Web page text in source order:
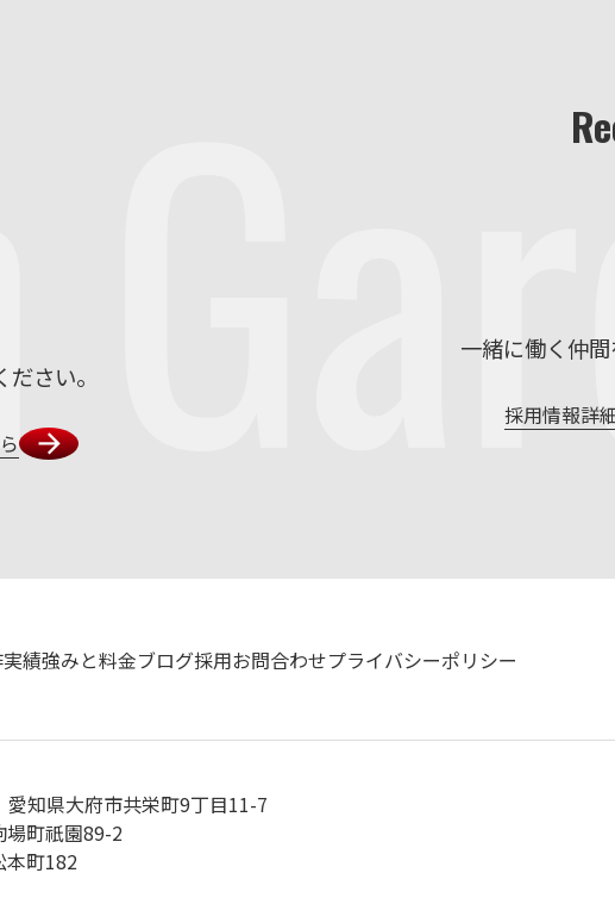
さい。
一緒に働く仲間
採用情報詳
績強みと料金ブログ採用お問合わせプライバシーポリシー
知県大府市共栄町9丁目11-7
場町祇園89-2
本町182